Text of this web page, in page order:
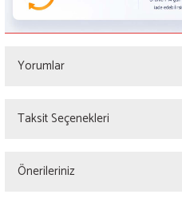
Yorumlar
Taksit Seçenekleri
Önerileriniz